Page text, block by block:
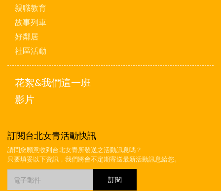
親職教育
故事列車
好鄰居
社區活動
花絮&我們這一班
影片
訂閱台北女青活動快訊
請問您願意收到台北女青所發送之活動訊息嗎？
只要填妥以下資訊，我們將會不定期寄送最新活動訊息給您。